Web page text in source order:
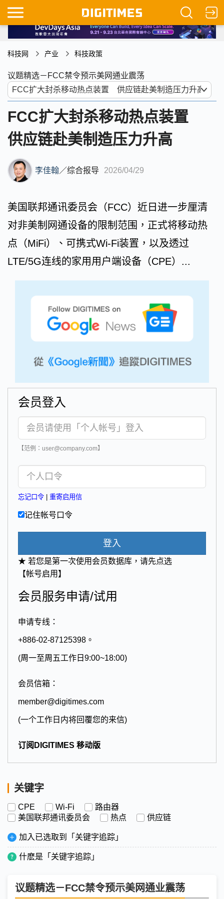
科技网 产业 科技政策
议题精选－FCC禁令预示美网通业震荡
FCC扩大封杀移动热点装置
供应链赴美制造压力升高
李佳翰／综合报导 2026/04/29
美国联邦通讯委员会（FCC）近日进一步厘清
对非美制网通设备的限制范围，正式将移动热
点（MiFi）、可携式Wi-Fi装置，以及透过
LTE/5G连线的家用用户端设备（CPE）...
会员登入
【范例：user@company.com】
忘记口令 重寄启用信
记住帐号口令
登入
★ 若您是第一次使用会员数据库，请先点选
【帐号启用】
会员服务申请/试用
申请专线：
+886-02-87125398。
(周一至周五工作日9:00~18:00)
会员信箱：
member@digitimes.com
(一个工作日内将回覆您的来信)
订阅DIGITIMES 移动版
关键字
CPE Wi-Fi
路由器
美国联邦通讯委员会
热点 供应链
加入已选取到「关键字追踪」
什麽是「关键字追踪」
议题精选－FCC禁令预示美网通业震荡